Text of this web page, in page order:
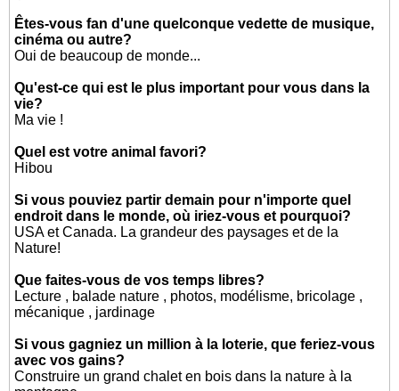
Êtes-vous fan d'une quelconque vedette de musique,
cinéma ou autre?
Oui de beaucoup de monde...
Qu'est-ce qui est le plus important pour vous dans la
vie?
Ma vie !
Quel est votre animal favori?
Hibou
Si vous pouviez partir demain pour n'importe quel
endroit dans le monde, où iriez-vous et pourquoi?
USA et Canada. La grandeur des paysages et de la
Nature!
Que faites-vous de vos temps libres?
Lecture , balade nature , photos, modélisme, bricolage ,
mécanique , jardinage
Si vous gagniez un million à la loterie, que feriez-vous
avec vos gains?
Construire un grand chalet en bois dans la nature à la